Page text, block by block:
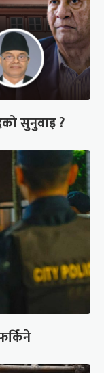
सुनुवाइ ?